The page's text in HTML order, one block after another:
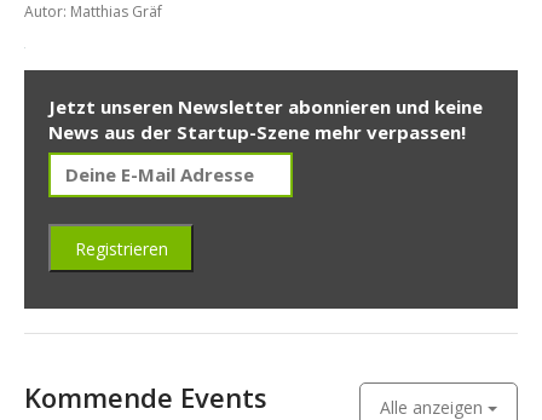
Autor: Matthias Gräf
Jetzt unseren Newsletter abonnieren und keine
News aus der Startup-Szene mehr verpassen!
Kommende Events Alle anzeigen